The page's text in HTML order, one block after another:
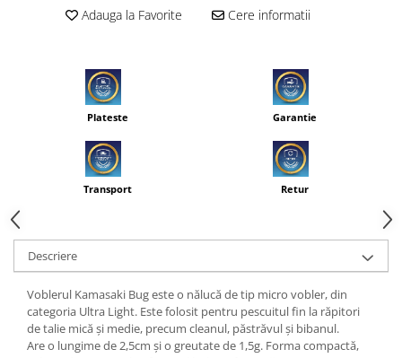
Adauga la Favorite Cere informatii
Plateste Garantie
Transport Retur
Descriere
Voblerul Kamasaki Bug este o nălucă de tip micro vobler, din
categoria Ultra Light. Este folosit pentru pescuitul fin la răpitori
de talie mică și medie, precum cleanul, păstrăvul și bibanul.
Are o lungime de 2,5cm și o greutate de 1,5g. Forma compactă,